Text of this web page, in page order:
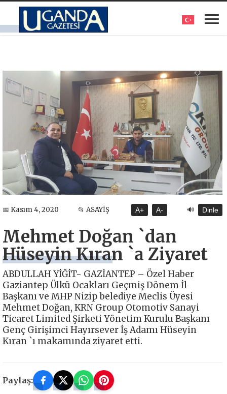
📅 Kasım 4, 2020 📂 ASAYİŞ A+ A- 🔊 Dinle
Mehmet Doğan `dan
Hüseyin Kıran `a Ziyaret
ABDULLAH YİĞİT- GAZİANTEP – Özel Haber
Gaziantep Ülkü Ocakları Geçmiş Dönem İl
Başkanı ve MHP Nizip belediye Meclis Üyesi
Mehmet Doğan, KRN Group Otomotiv Sanayi
Ticaret Limited Şirketi Yönetim Kurulu Başkanı
Genç Girişimci Hayırsever İş Adamı Hüseyin
Kıran `ı makamında ziyaret etti.
Paylaş: